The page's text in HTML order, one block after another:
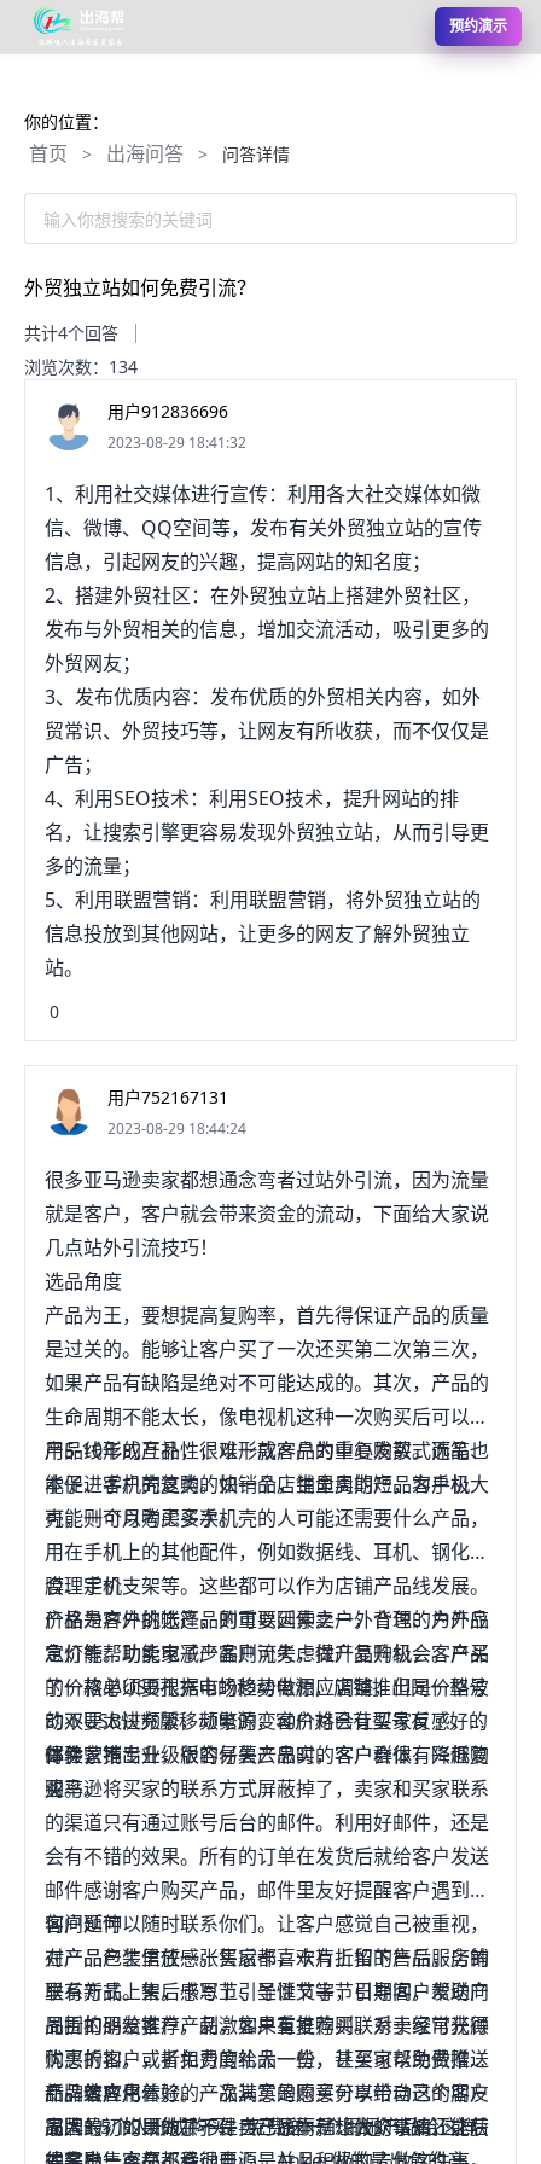
预约演示
你的位置：
首页 > 出海问答 > 问答详情
输入你想搜索的关键词
外贸独立站如何免费引流？
共计4个回答
浏览次数：134
用户912836696
2023-08-29 18:41:32
1、利用社交媒体进行宣传：利用各大社交媒体如微
信、微博、QQ空间等，发布有关外贸独立站的宣传
信息，引起网友的兴趣，提高网站的知名度；
2、搭建外贸社区：在外贸独立站上搭建外贸社区，
发布与外贸相关的信息，增加交流活动，吸引更多的
外贸网友；
3、发布优质内容：发布优质的外贸相关内容，如外
贸常识、外贸技巧等，让网友有所收获，而不仅仅是
广告；
4、利用SEO技术：利用SEO技术，提升网站的排
名，让搜索引擎更容易发现外贸独立站，从而引导更
多的流量；
5、利用联盟营销：利用联盟营销，将外贸独立站的
信息投放到其他网站，让更多的网友了解外贸独立
站。
0
用户752167131
2023-08-29 18:44:24
很多亚马逊卖家都想通念弯者过站外引流，因为流量
就是客户，客户就会带来资金的流动，下面给大家说
几点站外引流技巧！
选品角度
产品为王，要想提高复购率，首先得保证产品的质量
是过关的。能够让客户买了一次还买第二次第三次，
如果产品有缺陷是绝对不可能达成的。其次，产品的
生命周期不能太长，像电视机这种一次购买后可以使
用5-10年的产品，很难形成客户的重复购买。而笔、
本子、手机壳这类的快销品，生命周期短，客户极大
可能一个月购买多次。
产品线形成互补性，以一款产品为中心发散式选品也
能促进客户的复购。如一个店铺里卖的产品为手机
壳，则可以考虑买手机壳的人可能还需要什么产品，
用在手机上的其他配件，例如数据线、耳机、钢化
膜、手机支架等。这些都可以作为店铺产品线发展。
产品为户外的帐篷，则可以延伸卖户外背包、户外应
急灯等。功能电子产品则可考虑做产品升级，客户买
了一款单USB孔充电的移动电源，店铺推出同一型号
的双USB快充版移动电源，客户对已有型号有了好的
体验，推出升级版的仔薯产品时，客户会很有兴趣购
买。
合理定价
价格是客户挑选产品的重要因素之一，合理的为产品
定价能帮助卖家减少客户流失，提升复购机会。产品
的价格必须要根据市场趋势做相应调整，但是价格波
动不要太过频繁，频繁的变动价格会让买家反感，显
得卖家不专业，很容易失去忠实的客户群体，降低复
购率。
邮件营销
亚马逊将买家的联系方式屏蔽掉了，卖家和买家联系
的渠道只有通过账号后台的邮件。利用好邮件，还是
会有不错的效果。所有的订单在发货后就给客户发送
邮件感谢客户购买产品，邮件里友好提醒客户遇到任
何问题可以随时联系你们。让客户感觉自己被重视，
对产品产生信任感。买家都喜欢有折扣的产品，店铺
里有新品上架，感恩节、圣诞节等节日期间，发送产
品折扣码给客户，刺激客户重复购买。对于经常光顾
购买的客户，折扣力度给大一些，甚至可以免费赠送
新品给客户体验。一次满意的购买可以带动这个客户
周围1-5个人形成购买。免费送一个闹迅产品给这样
客户延伸
在产品包装里放一张售后卡，卡片上留下售后服务的
联系方式。售后卡写上引导性文字，引导客户帮助向
周围的朋友推荐产品，如果有推荐则联系卖家可获得
优惠折扣，或者免费的礼品一份，让买家帮助做推
广。客户用着好的产品其实是愿意分享给自己的朋友
家人的，如果做了一件自己原本就想做的事情还能获
品牌效应化
品牌最初的目的并不是卖产品而是让大众认知，之后